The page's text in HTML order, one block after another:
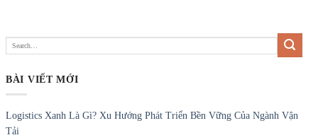
BÀI VIẾT MỚI
Logistics Xanh Là Gì? Xu Hướng Phát Triển Bền Vững Của Ngành Vận
Tải